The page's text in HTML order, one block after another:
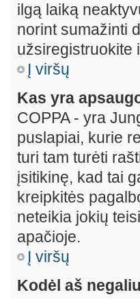
ilgą laiką
norint sumažinti
užsiregistruokite
Į viršų
Kas yra
COPPA - yra
puslapiai, kurie
turi tam turėti
įsitikinę, kad tai
kreipkitės
neteikia jokių
apačioje.
Į viršų
Kodėl aš